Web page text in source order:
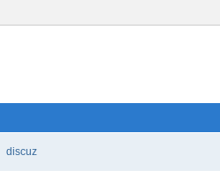
discuz